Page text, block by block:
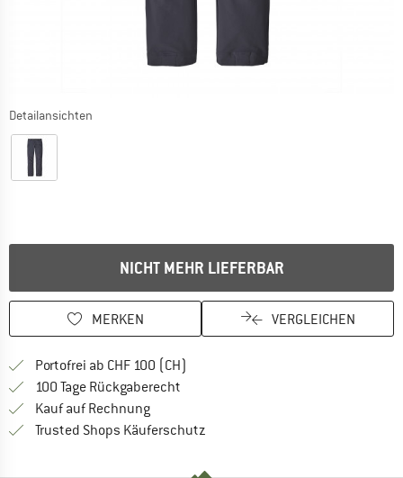
Detailansichten
NICHT MEHR LIEFERBAR
MERKEN VERGLEICHEN
Portofrei ab CHF 100 (CH)
100 Tage Rückgaberecht
Kauf auf RechnungFinde die Zahlungs-Infos hier! Öffnet
Trusted Shops Käuferschutz